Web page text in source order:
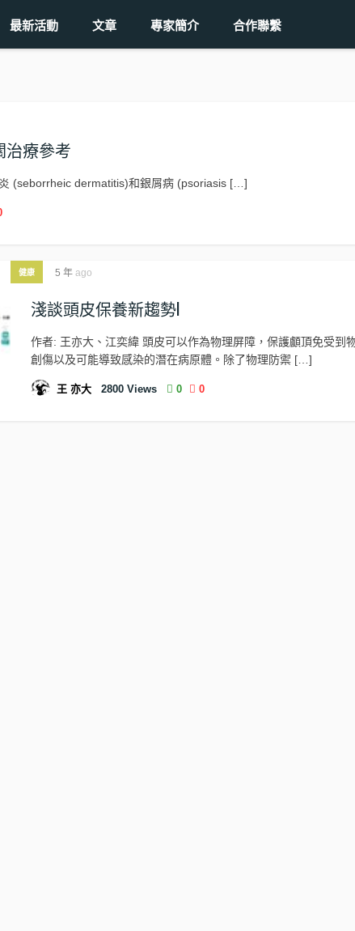
最新活動 文章 專家簡介 合作聯繫
治療參考
(seborrheic dermatitis)和銀屑病 (psoriasis […]
健康 5 年 ago
淺談頭皮保養新趨勢I
作者: 王亦大、江奕緯 頭皮可以作為物理屏障，保護顱頂免受到
創傷以及可能導致感染的潛在病原體。除了物理防禦 […]
王 亦大 2800 Views 0 0